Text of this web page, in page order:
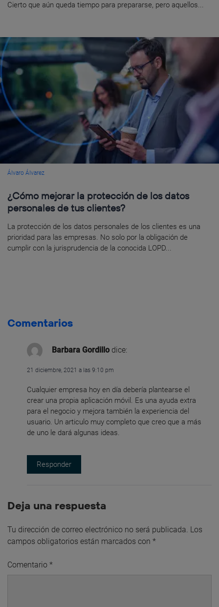
Cierto que aún queda tiempo para prepararse, pero aquellos...
Álvaro Álvarez
¿Cómo mejorar la protección de los datos
personales de tus clientes?
La protección de los datos personales de los clientes es una
prioridad para las empresas. No solo por la obligación de
cumplir con la jurisprudencia de la conocida LOPD...
Comentarios
Barbara Gordillo dice:
21 diciembre, 2021 a las 9:10 pm
Cualquier empresa hoy en día debería plantearse el
crear una propia aplicación móvil. Es una ayuda extra
para el negocio y mejora también la experiencia del
usuario. Un articulo muy completo que creo que a más
de uno le dará algunas ideas.
Responder
Deja una respuesta
Tu dirección de correo electrónico no será publicada. Los
campos obligatorios están marcados con *
Comentario *